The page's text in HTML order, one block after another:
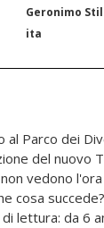
Geronimo
ita
al Parco dei
del nuovo
vedono
cosa
lettura: da 6